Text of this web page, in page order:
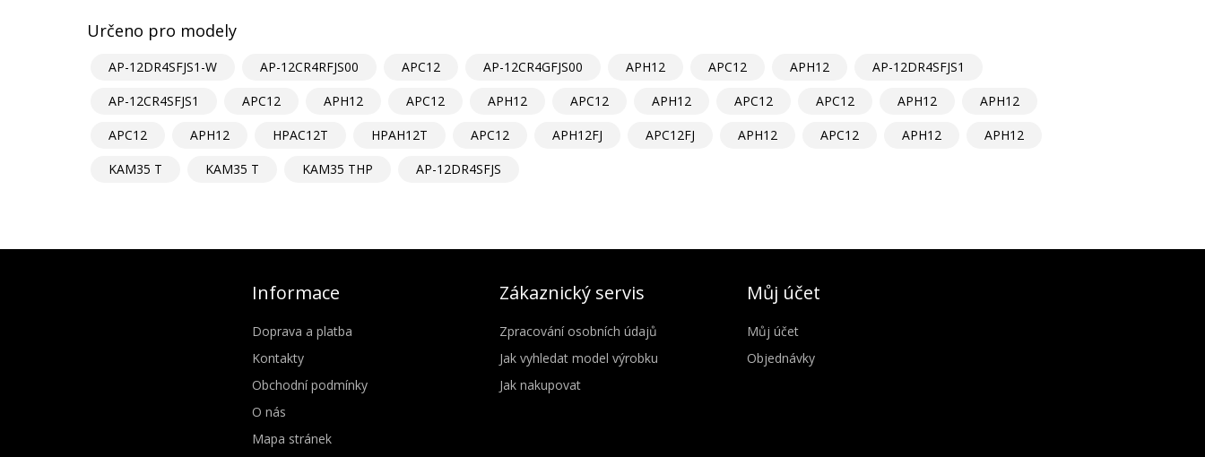
Určeno pro modely
AP-12DR4SFJS1-W AP-12CR4RFJS00 APC12 AP-12CR4GFJS00 APH12 APC12 APH12
AP-12DR4SFJS1
AP-12CR4SFJS1
APC12 APH12 APC12 APH12 APC12 APH12 APC12 APC12 APH12
APH12
APC12
APH12 HPAC12T HPAH12T APC12 APH12FJ APC12FJ APH12 APC12 APH12
APH12
KAM35 T
KAM35 T KAM35 THP AP-12DR4SFJS
Informace
Doprava a platba
Kontakty
Obchodní podmínky
O nás
Mapa stránek
Zákaznický servis
Zpracování osobních údajů
Jak vyhledat model výrobku
Jak nakupovat
Můj účet
Můj účet
Objednávky